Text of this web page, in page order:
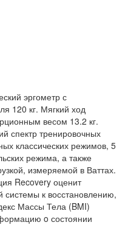
эргометр с
120 кг. Мягкий ход
весом 13.2 кг.
спектр тренировочных
классических режимов, 5
режима, а также
измеряемой в Ваттах.
Recovery оценит
системы к восстановлению,
Массы Тела (BMI)
o состоянии